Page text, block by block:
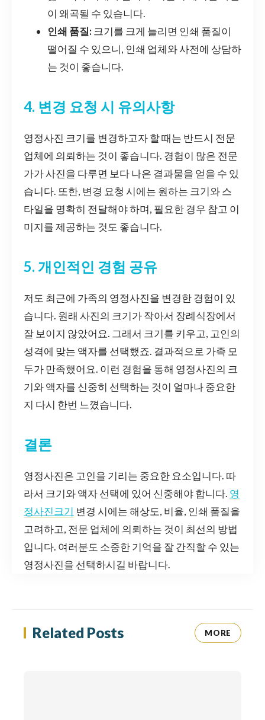
이 왜곡될 수 있습니다.
인쇄 품질: 크기를 크게 늘리면 인쇄 품질이
떨어질 수 있으니, 인쇄 업체와 사전에 상담하
는 것이 좋습니다.
4. 변경 요청 시 유의사항
영정사진 크기를 변경하고자 할 때는 반드시 전문
업체에 의뢰하는 것이 좋습니다. 경험이 많은 전문
가가 사진을 다루면 보다 나은 결과물을 얻을 수 있
습니다. 또한, 변경 요청 시에는 원하는 크기와 스
타일을 명확히 전달해야 하며, 필요한 경우 참고 이
미지를 제공하는 것도 좋습니다.
5. 개인적인 경험 공유
저도 최근에 가족의 영정사진을 변경한 경험이 있
습니다. 원래 사진의 크기가 작아서 장례식장에서
잘 보이지 않았어요. 그래서 크기를 키우고, 고인의
성격에 맞는 액자를 선택했죠. 결과적으로 가족 모
두가 만족했어요. 이런 경험을 통해 영정사진의 크
기와 액자를 신중히 선택하는 것이 얼마나 중요한
지 다시 한번 느꼈습니다.
결론
영정사진은 고인을 기리는 중요한 요소입니다. 따
라서 크기와 액자 선택에 있어 신중해야 합니다. 영
정사진크기 변경 시에는 해상도, 비율, 인쇄 품질을
고려하고, 전문 업체에 의뢰하는 것이 최선의 방법
입니다. 여러분도 소중한 기억을 잘 간직할 수 있는
영정사진을 선택하시길 바랍니다.
Related Posts MORE